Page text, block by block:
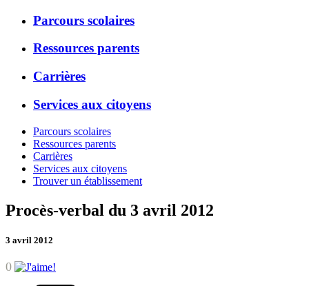
Parcours scolaires
Ressources parents
Carrières
Services aux citoyens
Parcours scolaires
Ressources parents
Carrières
Services aux citoyens
Trouver un établissement
Procès-verbal du 3 avril 2012
3 avril 2012
0